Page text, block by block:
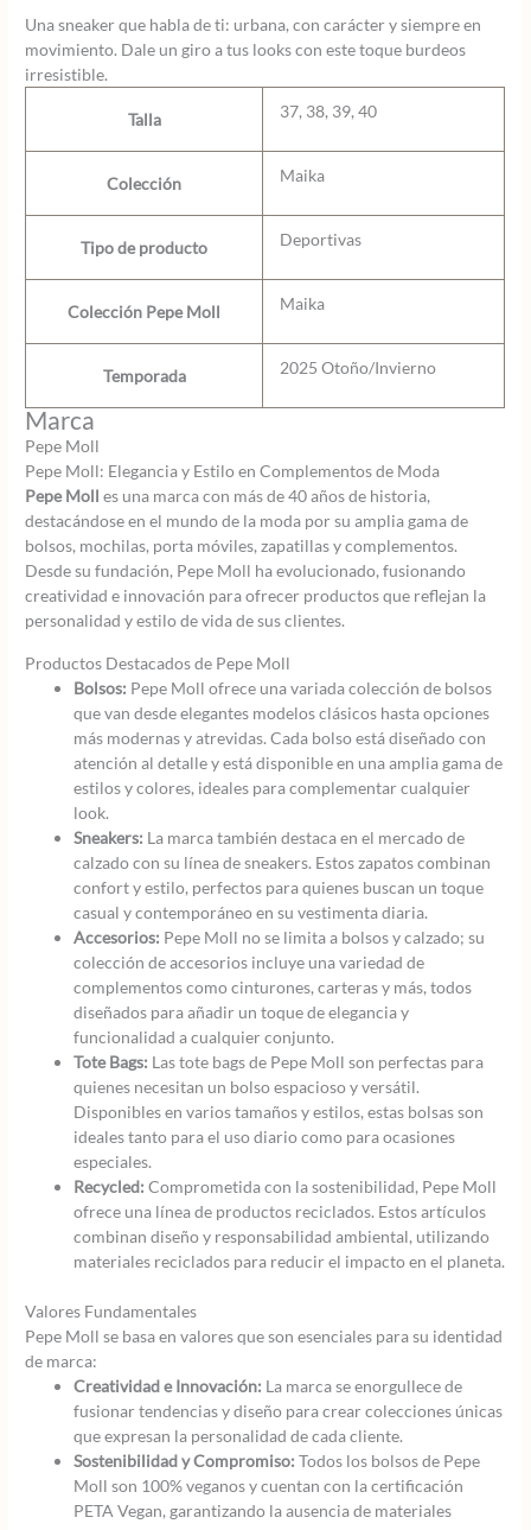
Una sneaker que habla de ti: urbana, con carácter y siempre en
movimiento. Dale un giro a tus looks con este toque burdeos
irresistible.
Talla 37, 38, 39, 40
Colección Maika
Tipo de producto Deportivas
Colección Pepe Moll Maika
Temporada 2025 Otoño/Invierno
Marca
Pepe Moll
Pepe Moll: Elegancia y Estilo en Complementos de Moda
Pepe Moll es una marca con más de 40 años de historia,
destacándose en el mundo de la moda por su amplia gama de
bolsos, mochilas, porta móviles, zapatillas y complementos.
Desde su fundación, Pepe Moll ha evolucionado, fusionando
creatividad e innovación para ofrecer productos que reflejan la
personalidad y estilo de vida de sus clientes.
Productos Destacados de Pepe Moll
Bolsos: Pepe Moll ofrece una variada colección de bolsos
que van desde elegantes modelos clásicos hasta opciones
más modernas y atrevidas. Cada bolso está diseñado con
atención al detalle y está disponible en una amplia gama de
estilos y colores, ideales para complementar cualquier
look.
Sneakers: La marca también destaca en el mercado de
calzado con su línea de sneakers. Estos zapatos combinan
confort y estilo, perfectos para quienes buscan un toque
casual y contemporáneo en su vestimenta diaria.
Accesorios: Pepe Moll no se limita a bolsos y calzado; su
colección de accesorios incluye una variedad de
complementos como cinturones, carteras y más, todos
diseñados para añadir un toque de elegancia y
funcionalidad a cualquier conjunto.
Tote Bags: Las tote bags de Pepe Moll son perfectas para
quienes necesitan un bolso espacioso y versátil.
Disponibles en varios tamaños y estilos, estas bolsas son
ideales tanto para el uso diario como para ocasiones
especiales.
Recycled: Comprometida con la sostenibilidad, Pepe Moll
ofrece una línea de productos reciclados. Estos artículos
combinan diseño y responsabilidad ambiental, utilizando
materiales reciclados para reducir el impacto en el planeta.
Valores Fundamentales
Pepe Moll se basa en valores que son esenciales para su identidad
de marca:
Creatividad e Innovación: La marca se enorgullece de
fusionar tendencias y diseño para crear colecciones únicas
que expresan la personalidad de cada cliente.
Sostenibilidad y Compromiso: Todos los bolsos de Pepe
Moll son 100% veganos y cuentan con la certificación
PETA Vegan, garantizando la ausencia de materiales